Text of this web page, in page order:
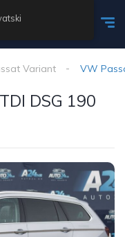
Variant VW
DSG 190